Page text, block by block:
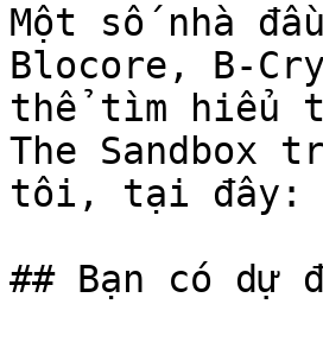
Một số nhà
Blocore, B-
thể tìm hiểu
The Sandbox
tôi, tại đây:
## Bạn có dự